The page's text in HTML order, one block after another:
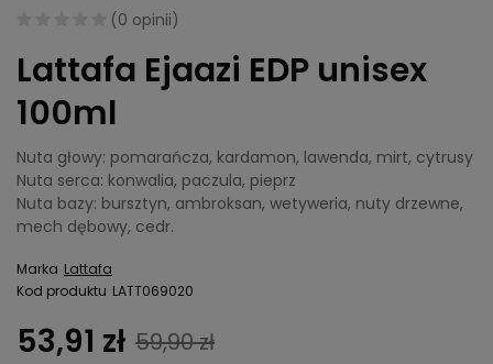
(0 opinii)
Lattafa Ejaazi EDP unisex
100ml
Nuta głowy: pomarańcza, kardamon, lawenda, mirt, cytrusy
Nuta serca: konwalia, paczula, pieprz
Nuta bazy: bursztyn, ambroksan, wetyweria, nuty drzewne,
mech dębowy, cedr.
Marka Lattafa
Kod produktu LATT069020
53,91 zł 59,90 zł